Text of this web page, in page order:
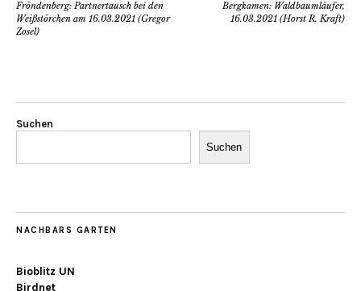
Fröndenberg: Partnertausch bei den
Weißstörchen am 16.03.2021 (Gregor
Zosel)
Bergkamen: Waldbaumläufer,
16.03.2021 (Horst R. Kraft)
Suchen
Suchen
NACHBARS GARTEN
Bioblitz UN
Birdnet